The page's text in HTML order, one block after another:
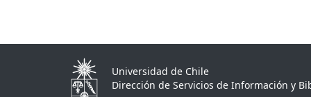
Universidad de Chile
Dirección de Servicios de Información y